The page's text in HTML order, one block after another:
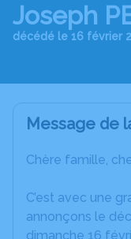
Joseph
décédé le 16 février
Message de
Chère famille,
C’est avec une
annonçons le
dimanche 16